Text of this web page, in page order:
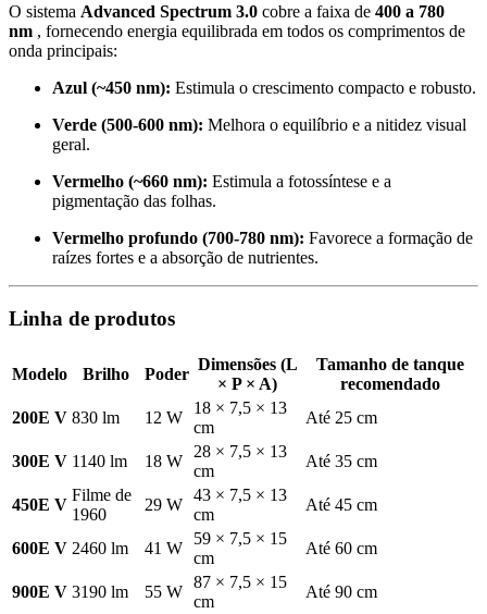
O sistema Advanced Spectrum 3.0 cobre a faixa de 400 a 780
nm , fornecendo energia equilibrada em todos os comprimentos de
onda principais:
Azul (~450 nm): Estimula o crescimento compacto e robusto.
Verde (500-600 nm): Melhora o equilíbrio e a nitidez visual
geral.
Vermelho (~660 nm): Estimula a fotossíntese e a
pigmentação das folhas.
Vermelho profundo (700-780 nm): Favorece a formação de
raízes fortes e a absorção de nutrientes.
Linha de produtos
Modelo Brilho Poder
Dimensões (L
× P × A)
Tamanho de tanque
recomendado
200E V 830 lm 12 W
18 × 7,5 × 13
cm
Até 25 cm
300E V 1140 lm 18 W
28 × 7,5 × 13
cm
Até 35 cm
450E V
Filme de
1960
29 W
43 × 7,5 × 13
cm
Até 45 cm
600E V 2460 lm 41 W
59 × 7,5 × 15
cm
Até 60 cm
900E V 3190 lm 55 W
87 × 7,5 × 15
cm
Até 90 cm